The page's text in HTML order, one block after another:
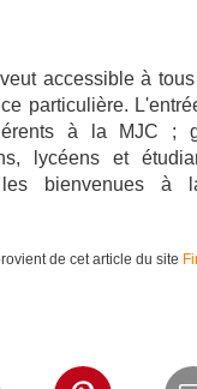
accessible à
particulière.
à la MJC ;
lycéens et
les bienvenues
de cet article du site